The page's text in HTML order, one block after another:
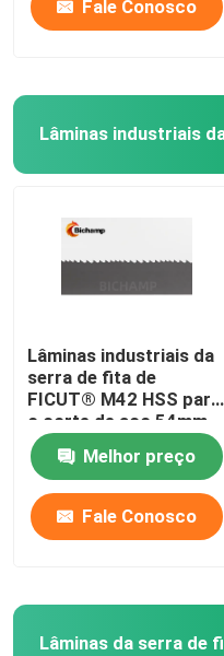
Lâminas da serra de
Lâmina de uso geral
Lâminas da serra de
Lâmina de serra
Lâmina de corte de
Lâminas de corte de
Fale Conosco
Lâminas industriais
Lâminas industriais da
serra de fita de
FICUT® M42 HSS para
o corte de aço 54mm
Melhor preço
Fale Conosco